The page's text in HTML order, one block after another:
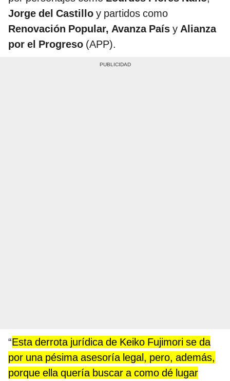
Jorge del Castillo y partidos como
Renovación Popular, Avanza País y Alianza
por el Progreso (APP).
“Esta derrota jurídica de Keiko Fujimori se da
por una pésima asesoría legal, pero, además,
porque ella quería buscar a como dé lugar